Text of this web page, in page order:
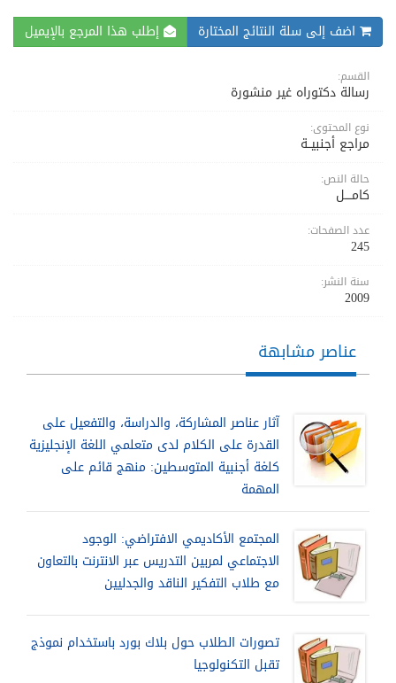
اضف إلى سلة النتائج المختارة إطلب هذا المرجع بالإيميل
القسم:
رسالة دكتوراه غير منشورة
نوع المحتوى:
مراجع أجنبيــة
حالة النص:
كامــــل
عدد الصفحات:
245
سنة النشر:
2009
عناصر مشابهة
آثار عناصر المشاركة، والدراسة، والتفعيل على
القدرة على الكلام لدى متعلمي اللغة الإنجليزية
كلغة أجنبية المتوسطين: منهج قائم على
المهمة
المجتمع الأكاديمي الافتراضي: الوجود
الاجتماعي لمربين التدريس عبر الانترنت بالتعاون
مع طلاب التفكير الناقد والجدليين
تصورات الطلاب حول بلاك بورد باستخدام نموذج
تقبل التكنولوجيا